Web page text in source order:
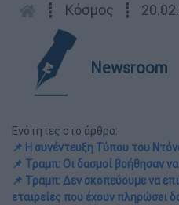
┋ Κόσμος ┋
Newsroom
Ενότητες στο άρθρο:
📌 Η συνέντευξη Τύπου του
📌 Τραμπ: Οι δασμοί βοήθησαν
📌 Τραμπ: Δεν σκοπεύουμε να
εταιρείες που έχουν πληρώσει